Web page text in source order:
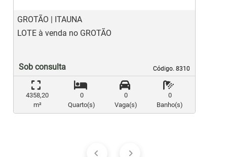
GROTÃO | ITAUNA
Código. 8310
Código. 8310
LOTE à venda no GROTÃO
Sob consulta
4358,20
m²
0
Quarto(s)
0
Vaga(s)
0
Banho(s)